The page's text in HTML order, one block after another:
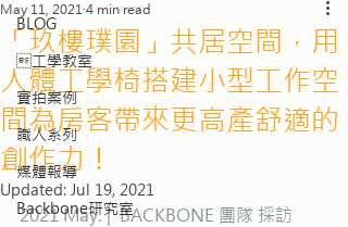
BLOG
工學教室
實拍案例
職人系列
媒體報導
Backbone研究室
「玖樓璞園」共居空間，用
人體工學椅搭建小型工作空
間為房客帶來更高產舒適的
創作力！
May 11, 20214 min read
Updated: Jul 19, 2021
2021 May. |  BACKBONE 團隊 採訪